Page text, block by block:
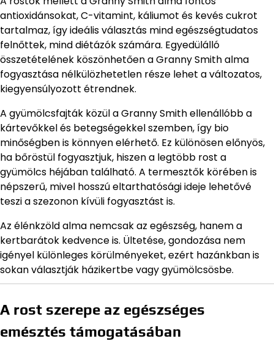
antioxidánsokat, C-vitamint, káliumot és kevés cukrot
tartalmaz, így ideális választás mind egészségtudatos
felnőttek, mind diétázók számára. Egyedülálló
összetételének köszönhetően a Granny Smith alma
fogyasztása nélkülözhetetlen része lehet a változatos,
kiegyensúlyozott étrendnek.
A gyümölcsfajták közül a Granny Smith ellenállóbb a
kártevőkkel és betegségekkel szemben, így bio
minőségben is könnyen elérhető. Ez különösen előnyös,
ha bőröstül fogyasztjuk, hiszen a legtöbb rost a
gyümölcs héjában található. A termesztők körében is
népszerű, mivel hosszú eltarthatósági ideje lehetővé
teszi a szezonon kívüli fogyasztást is.
Az élénkzöld alma nemcsak az egészség, hanem a
kertbarátok kedvence is. Ültetése, gondozása nem
igényel különleges körülményeket, ezért hazánkban is
sokan választják házikertbe vagy gyümölcsösbe.
A rost szerepe az egészséges
emésztés támogatásában